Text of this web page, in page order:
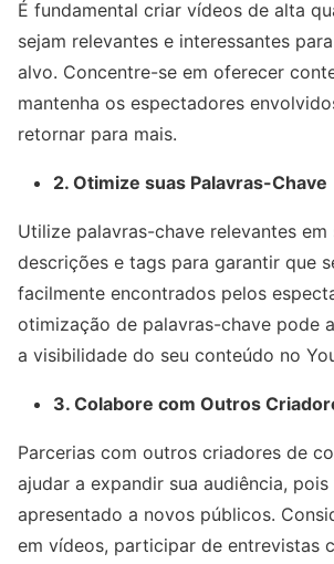
É fundamental criar vídeos de alta
sejam relevantes e interessantes
alvo. Concentre-se em oferecer
mantenha os espectadores
retornar para mais.
2. Otimize suas Palavras-Chave
Utilize palavras-chave relevantes em
descrições e tags para garantir que
facilmente encontrados pelos
otimização de palavras-chave pode
a visibilidade do seu conteúdo no
3. Colabore com Outros
Parcerias com outros criadores de
ajudar a expandir sua audiência, pois
apresentado a novos públicos.
em vídeos, participar de entrevistas